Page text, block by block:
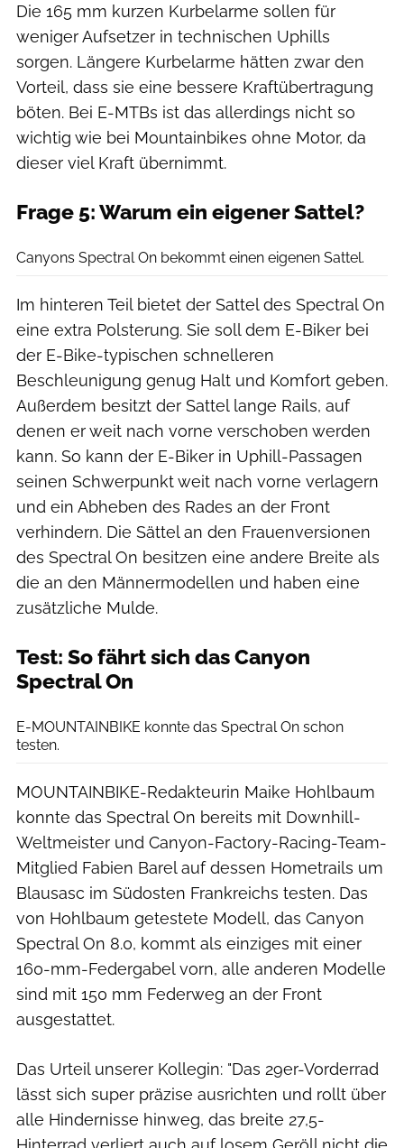
Die 165 mm kurzen Kurbelarme sollen für
weniger Aufsetzer in technischen Uphills
sorgen. Längere Kurbelarme hätten zwar den
Vorteil, dass sie eine bessere Kraftübertragung
böten. Bei E-MTBs ist das allerdings nicht so
wichtig wie bei Mountainbikes ohne Motor, da
dieser viel Kraft übernimmt.
Frage 5: Warum ein eigener Sattel?
Canyons Spectral On bekommt einen eigenen Sattel.
Im hinteren Teil bietet der Sattel des Spectral On
eine extra Polsterung. Sie soll dem E-Biker bei
der E-Bike-typischen schnelleren
Beschleunigung genug Halt und Komfort geben.
Außerdem besitzt der Sattel lange Rails, auf
denen er weit nach vorne verschoben werden
kann. So kann der E-Biker in Uphill-Passagen
seinen Schwerpunkt weit nach vorne verlagern
und ein Abheben des Rades an der Front
verhindern. Die Sättel an den Frauenversionen
des Spectral On besitzen eine andere Breite als
die an den Männermodellen und haben eine
zusätzliche Mulde.
Test: So fährt sich das Canyon
Spectral On
E-MOUNTAINBIKE konnte das Spectral On schon
testen.
MOUNTAINBIKE-Redakteurin Maike Hohlbaum
konnte das Spectral On bereits mit Downhill-
Weltmeister und Canyon-Factory-Racing-Team-
Mitglied Fabien Barel auf dessen Hometrails um
Blausasc im Südosten Frankreichs testen. Das
von Hohlbaum getestete Modell, das Canyon
Spectral On 8.0, kommt als einziges mit einer
160-mm-Federgabel vorn, alle anderen Modelle
sind mit 150 mm Federweg an der Front
ausgestattet.
Das Urteil unserer Kollegin: "Das 29er-Vorderrad
lässt sich super präzise ausrichten und rollt über
alle Hindernisse hinweg, das breite 27,5-